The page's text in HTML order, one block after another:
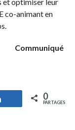
co-animant en
Communiqué
Partagez 0
PARTAGES